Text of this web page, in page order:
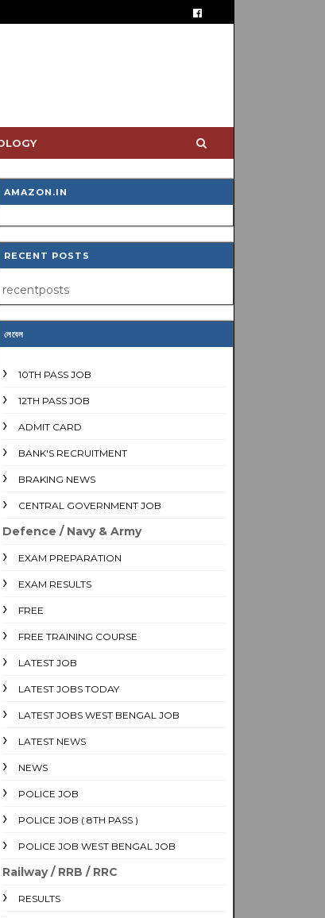
AMAZON.IN
RECENT POSTS
recentposts
লেবেল
10TH PASS JOB
12TH PASS JOB
ADMIT CARD
BANK'S RECRUITMENT
BRAKING NEWS
CENTRAL GOVERNMENT JOB
Defence / Navy & Army
EXAM PREPARATION
EXAM RESULTS
FREE
FREE TRAINING COURSE
LATEST JOB
LATEST JOBS TODAY
LATEST JOBS WEST BENGAL JOB
LATEST NEWS
NEWS
POLICE JOB
POLICE JOB ( 8TH PASS )
POLICE JOB WEST BENGAL JOB
Railway / RRB / RRC
RESULTS